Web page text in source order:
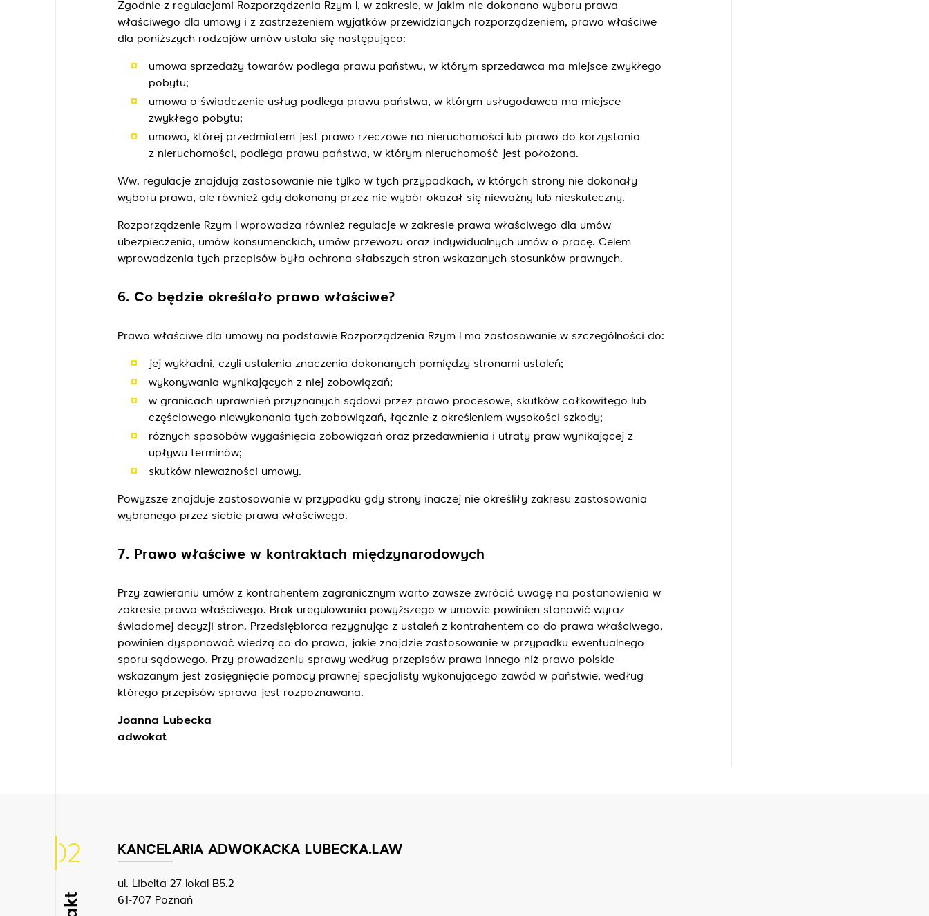
Zgodnie z regulacjami Rozporządzenia Rzym I, w zakresie, w jakim nie dokonano wyboru prawa
właściwego dla umowy i z zastrzeżeniem wyjątków przewidzianych rozporządzeniem, prawo właściwe
dla poniższych rodzajów umów ustala się następująco:
umowa sprzedaży towarów podlega prawu państwu, w którym sprzedawca ma miejsce zwykłego
pobytu;
umowa o świadczenie usług podlega prawu państwa, w którym usługodawca ma miejsce
zwykłego pobytu;
umowa, której przedmiotem jest prawo rzeczowe na nieruchomości lub prawo do korzystania
z nieruchomości, podlega prawu państwa, w którym nieruchomość jest położona.
Ww. regulacje znajdują zastosowanie nie tylko w tych przypadkach, w których strony nie dokonały
wyboru prawa, ale również gdy dokonany przez nie wybór okazał się nieważny lub nieskuteczny.
Rozporządzenie Rzym I wprowadza również regulacje w zakresie prawa właściwego dla umów
ubezpieczenia, umów konsumenckich, umów przewozu oraz indywidualnych umów o pracę. Celem
wprowadzenia tych przepisów była ochrona słabszych stron wskazanych stosunków prawnych.
6. Co będzie określało prawo właściwe?
Prawo właściwe dla umowy na podstawie Rozporządzenia Rzym I ma zastosowanie w szczególności do:
jej wykładni, czyli ustalenia znaczenia dokonanych pomiędzy stronami ustaleń;
wykonywania wynikających z niej zobowiązań;
w granicach uprawnień przyznanych sądowi przez prawo procesowe, skutków całkowitego lub
częściowego niewykonania tych zobowiązań, łącznie z określeniem wysokości szkody;
różnych sposobów wygaśnięcia zobowiązań oraz przedawnienia i utraty praw wynikającej z
upływu terminów;
skutków nieważności umowy.
Powyższe znajduje zastosowanie w przypadku gdy strony inaczej nie określiły zakresu zastosowania
wybranego przez siebie prawa właściwego.
7. Prawo właściwe w kontraktach międzynarodowych
Przy zawieraniu umów z kontrahentem zagranicznym warto zawsze zwrócić uwagę na postanowienia w
zakresie prawa właściwego. Brak uregulowania powyższego w umowie powinien stanowić wyraz
świadomej decyzji stron. Przedsiębiorca rezygnując z ustaleń z kontrahentem co do prawa właściwego,
powinien dysponować wiedzą co do prawa, jakie znajdzie zastosowanie w przypadku ewentualnego
sporu sądowego. Przy prowadzeniu sprawy według przepisów prawa innego niż prawo polskie
wskazanym jest zasięgnięcie pomocy prawnej specjalisty wykonującego zawód w państwie, według
którego przepisów sprawa jest rozpoznawana.
Joanna Lubecka
adwokat
02 KANCELARIA ADWOKACKA LUBECKA.LAW
ul. Libelta 27 lokal B5.2
61-707 Poznań